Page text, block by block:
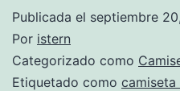
Publicada el septiembre
Por istern
Categorizado como
Etiquetado como camiseta